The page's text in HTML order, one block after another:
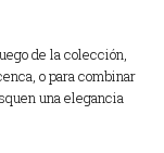
de la colección,
o para combinar
una elegancia